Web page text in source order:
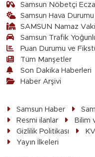
Samsun Nöbetçi
Samsun Hava Durumu
SAMSUN Namaz
Samsun Trafik
Puan Durumu ve
Tüm Manşetler
Son Dakika Haberleri
Haber Arşivi
Samsun Haber
Resmi ilanlar
Bilim
Gizlilik Politikası
Yayın İlkeleri